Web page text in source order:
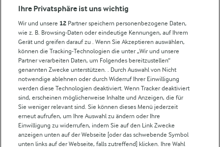
Compliance
Arla in anderen Ländern
Weitere Arla Websites
Castello
Lurpak
Arla Pro
Für unsere Landwirt:innen
Ihre Privatsphäre ist uns wichtig
Wir und unsere 12 Partner speichern personenbezogene Daten,
wie z. B. Browsing-Daten oder eindeutige Kennungen, auf Ihrem
Gerät und greifen darauf zu . Wenn Sie Akzeptieren auswählen,
können die Tracking-Technologien die unter „Wir und unsere
Partner verarbeiten Daten, um Folgendes bereitzustellen“
genannten Zwecke unterstützen. . Durch Auswahl von Nicht
notwendige ablehnen oder durch Widerruf Ihrer Einwilligung
werden diese Technologien deaktiviert. Wenn Tracker deaktiviert
sind, erscheinen möglicherweise Inhalte und Anzeigen, die für
Sie weniger relevant sind. Sie können dieses Menü jederzeit
erneut aufrufen, um Ihre Auswahl zu ändern oder Ihre
Einwilligung zu widerrufen, indem Sie auf den Link Zwecke
anzeigen unten auf der Webseite [oder das schwebende Symbol
unten links auf der Webseite, falls zutreffend] klicken. Ihre Wahl